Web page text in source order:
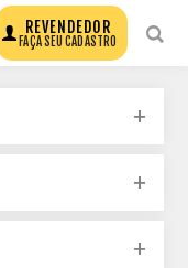
REVENDEDOR
FAÇA SEU CADASTRO